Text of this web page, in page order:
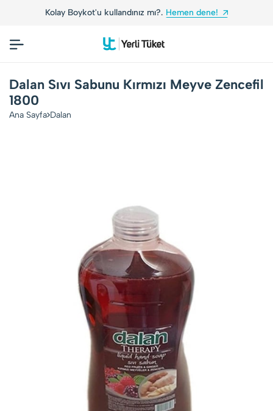
Kolay Boykot'u kullandınız mı?. Hemen dene!
Dalan Sıvı Sabunu Kırmızı Meyve Zencefil
1800
Ana Sayfa Dalan